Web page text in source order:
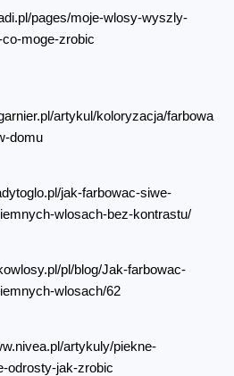
pages/moje-wlosy-wyszly-
moge-zrobic
artykul/koloryzacja/farbowa
domu
jak-farbowac-siwe-
wlosach-bez-kontrastu/
pl/blog/Jak-farbowac-
wlosach/62
artykuly/piekne-
odrosty-jak-zrobic